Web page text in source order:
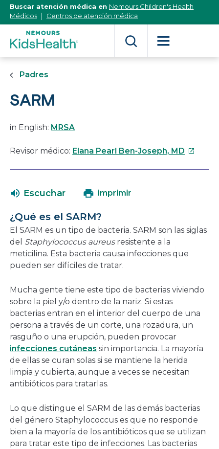
[Skip
Content]
Buscar atención médica en Nemours Children's Health
Médicos
Centros de atención médica
Padres
SARM
in English: MRSA
Revisor médico: Elana Pearl Ben-Joseph, MD Este
ventana
Escuchar imprimir
¿Qué es el SARM?
El SARM es un tipo de bacteria. SARM son las siglas
del Staphylococcus aureusresistente a la
meticilina. Esta bacteria causa infecciones que
pueden ser difíciles de tratar.
Mucha gente tiene este tipo de bacterias viviendo
sobre la piel y/o dentro de la nariz. Si estas
bacterias entran en el interior del cuerpo de una
persona a través de un corte, una rozadura, un
rasguño o una erupción, pueden provocar
infecciones cutáneas sin importancia. La mayoría
de ellas se curan solas si se mantiene la herida
limpia y cubierta, aunque a veces se necesitan
antibióticos para tratarlas.
Lo que distingue el SARM de las demás bacterias
del género Staphylococcus es que no responde
bien a la mayoría de los antibióticos que se utilizan
para tratar este tipo de infecciones. Las bacterias